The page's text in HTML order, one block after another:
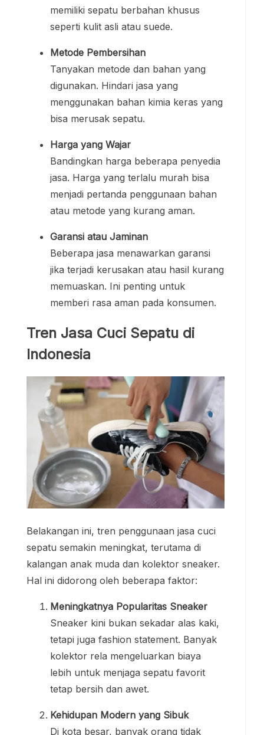
memiliki sepatu berbahan khusus
seperti kulit asli atau suede.
Metode Pembersihan
Tanyakan metode dan bahan yang
digunakan. Hindari jasa yang
menggunakan bahan kimia keras yang
bisa merusak sepatu.
Harga yang Wajar
Bandingkan harga beberapa penyedia
jasa. Harga yang terlalu murah bisa
menjadi pertanda penggunaan bahan
atau metode yang kurang aman.
Garansi atau Jaminan
Beberapa jasa menawarkan garansi
jika terjadi kerusakan atau hasil kurang
memuaskan. Ini penting untuk
memberi rasa aman pada konsumen.
Tren Jasa Cuci Sepatu di
Indonesia
Belakangan ini, tren penggunaan jasa cuci
sepatu semakin meningkat, terutama di
kalangan anak muda dan kolektor sneaker.
Hal ini didorong oleh beberapa faktor:
Meningkatnya Popularitas Sneaker
Sneaker kini bukan sekadar alas kaki,
tetapi juga fashion statement. Banyak
kolektor rela mengeluarkan biaya
lebih untuk menjaga sepatu favorit
tetap bersih dan awet.
Kehidupan Modern yang Sibuk
Di kota besar, banyak orang tidak